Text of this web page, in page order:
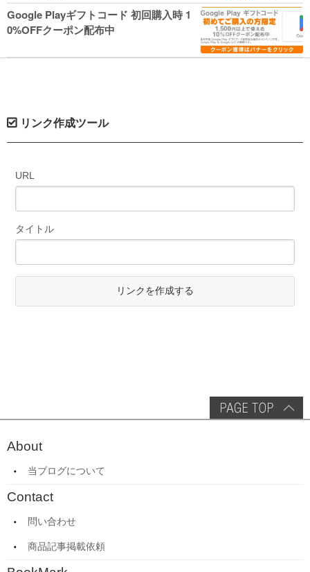
Google Playギフトコード 初回購入時 1
0%OFFクーポン配布中
リンク作成ツール
URL
タイトル
リンクを作成する
About
当ブログについて
Contact
問い合わせ
商品記事掲載依頼